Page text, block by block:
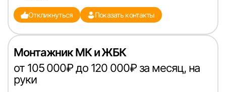
Откликнуться Показать контакты
Монтажник МК и ЖБК
от 105 000₽ до 120 000₽ за месяц, на
руки